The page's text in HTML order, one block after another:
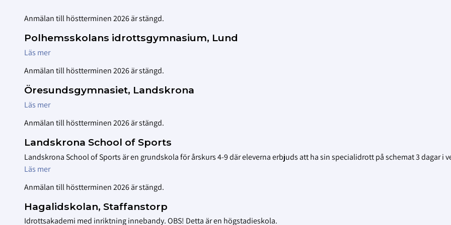
Anmälan till höstterminen 2026 är stängd.
Polhemsskolans idrottsgymnasium, Lund
Läs mer
Anmälan till höstterminen 2026 är stängd.
Öresundsgymnasiet, Landskrona
Läs mer
Anmälan till höstterminen 2026 är stängd.
Landskrona School of Sports
Landskrona School of Sports är en grundskola för årskurs 4-9 där eleverna erbjuds att ha sin specialidrott på schemat 3 dagar i
Läs mer
Anmälan till höstterminen 2026 är stängd.
Hagalidskolan, Staffanstorp
Idrottsakademi med inriktning innebandy. OBS! Detta är en högstadieskola.